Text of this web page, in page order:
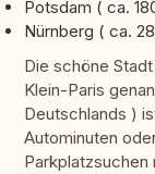
Potsdam ( ca.
Nürnberg ( ca.
Die schöne
Klein-Paris
Deutschlands )
Autominuten
Parkplatzsuchen